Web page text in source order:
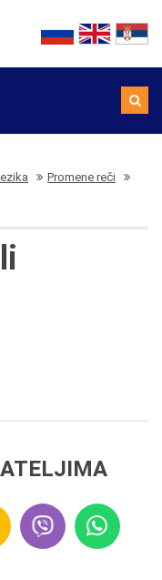
Promene reči